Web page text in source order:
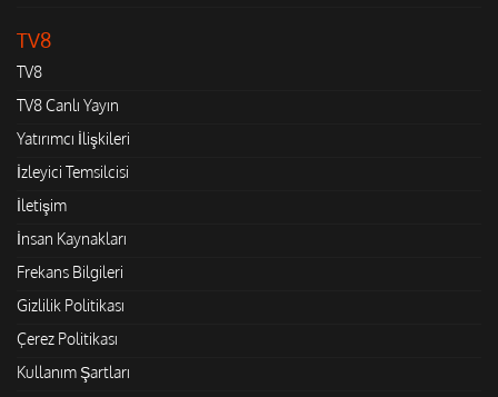
TV8
TV8
TV8 Canlı Yayın
Yatırımcı İlişkileri
İzleyici Temsilcisi
İletişim
İnsan Kaynakları
Frekans Bilgileri
Gizlilik Politikası
Çerez Politikası
Kullanım Şartları